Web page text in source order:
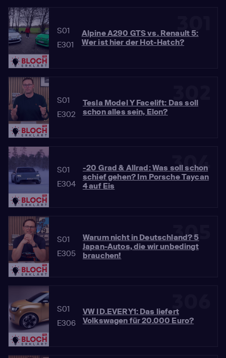
301
S01
E301
Alpine A290 GTS vs. Renault 5:
Wer ist hier der Hot-Hatch?
302
S01
E302
Tesla Model Y Facelift: Das soll
schon alles sein, Elon?
304
S01
E304
-20 Grad & Allrad: Was soll schon
schief gehen? Im Porsche Taycan
4 auf Eis
305
S01
E305
Warum nicht in Deutschland? 5
Japan-Autos, die wir unbedingt
brauchen!
306
S01
E306
VW ID.EVERY1: Das liefert
Volkswagen für 20.000 Euro?